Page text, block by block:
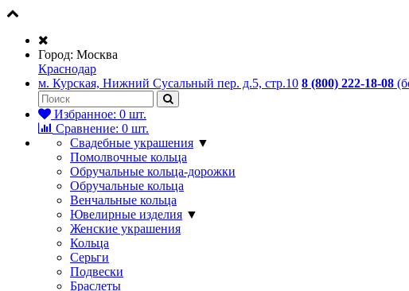
Город: Москва
Краснодар
м. Курская, Нижний Сусальный пер. д.5, стр.10 8 (800) 222-18-08
Избранное: 0 шт.
Сравнение: 0 шт.
Свадебные украшения ▼
Помолвочные кольца
Обручальные кольца-дорожки
Обручальные кольца
Венчальные кольца
Ювелирные изделия ▼
Женские украшения
Кольца
Серьги
Подвески
Браслеты